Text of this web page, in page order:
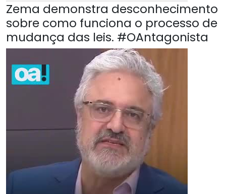
Zema demonstra desconhecimento
sobre como funciona o processo de
mudança das leis. #OAntagonista